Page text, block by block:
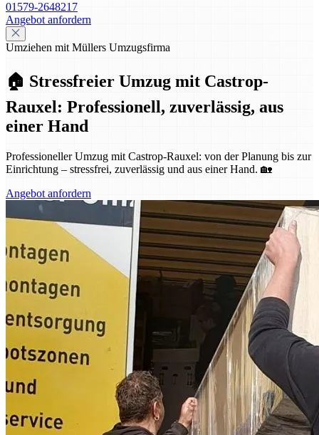
01579-2648217
Angebot anfordern
Umziehen mit Müllers Umzugsfirma
🏠 Stressfreier Umzug mit Castrop-
Rauxel: Professionell, zuverlässig, aus
einer Hand
Professioneller Umzug mit Castrop-Rauxel: von der Planung bis zur
Einrichtung – stressfrei, zuverlässig und aus einer Hand. 🏡
Angebot anfordern